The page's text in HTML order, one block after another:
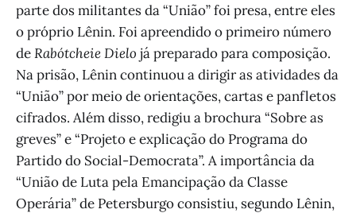
parte dos militantes da “União” foi presa, entre eles
o próprio Lênin. Foi apreendido o primeiro número
deRabótcheie Dielo já preparado para composição.
Na prisão, Lênin continuou a dirigir as atividades da
“União” por meio de orientações, cartas e panfletos
cifrados. Além disso, redigiu a brochura “Sobre as
greves” e “Projeto e explicação do Programa do
Partido do Social-Democrata”. A importância da
“União de Luta pela Emancipação da Classe
Operária” de Petersburgo consistiu, segundo Lênin,